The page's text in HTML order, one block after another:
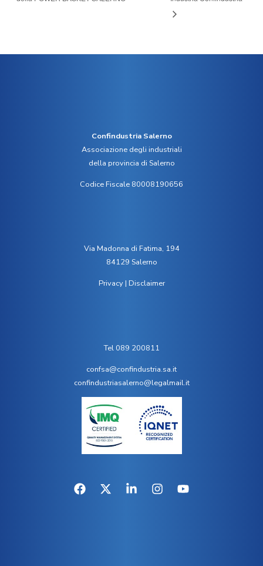
Confindustria Salerno
Associazione degli industriali
della provincia di Salerno
Codice Fiscale 80008190656
Via Madonna di Fatima, 194
84129 Salerno
Privacy| Disclaimer
Tel 089 200811
confsa@confindustria.sa.it
confindustriasalerno@legalmail.it